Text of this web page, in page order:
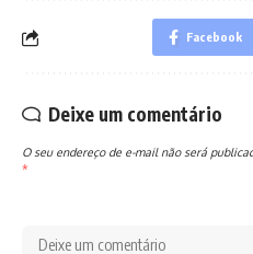
Facebook
Deixe um comentário
O seu endereço de e-mail não será
*